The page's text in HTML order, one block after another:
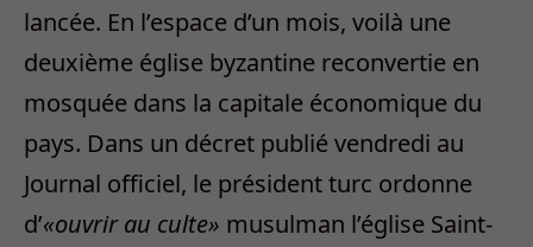
lancée. En l’espace d’un mois, voilà une
deuxième église byzantine reconvertie en
mosquée dans la capitale économique du
pays. Dans un décret publié vendredi au
Journal officiel, le président turc ordonne
d’«ouvrir au culte» musulman l’église Saint-